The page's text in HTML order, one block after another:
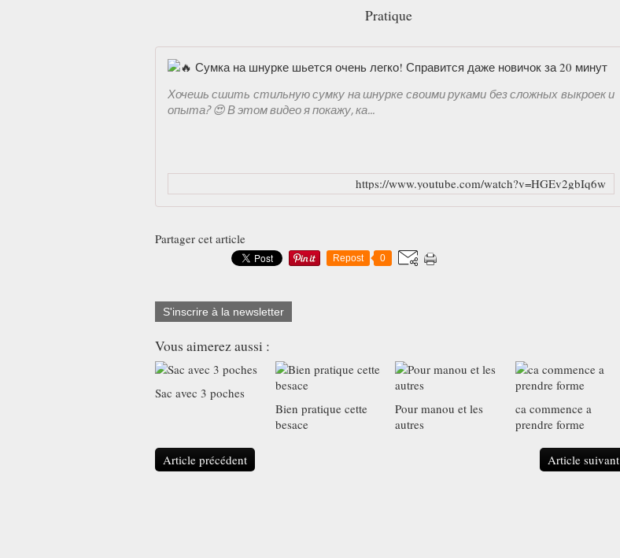
Pratique
Хочешь сшить стильную сумку на шнурке своими руками без сложных выкроек и
опыта? 😍 В этом видео я покажу, ка...
https://www.youtube.com/watch?v=HGEv2gbIq6w
Partager cet article
Repost 0
S'inscrire à la newsletter
Vous aimerez aussi :
Sac avec 3 poches
Bien pratique cette
besace
Pour manou et les
autres
ca commence a
prendre forme
Article précédent Article suivant